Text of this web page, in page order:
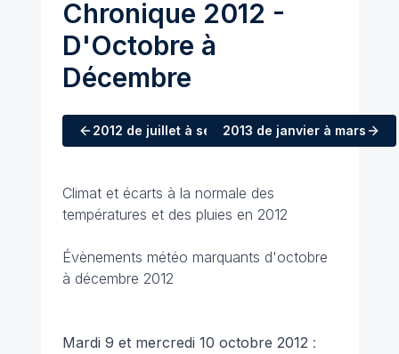
Chronique 2012 -
D'Octobre à
Décembre
2012 de juillet à septembre
2013 de janvier à mars
Climat et écarts à la normale des
températures et des pluies en 2012
Évènements météo marquants d'octobre
à décembre 2012
Mardi 9 et mercredi 10 octobre 2012 :